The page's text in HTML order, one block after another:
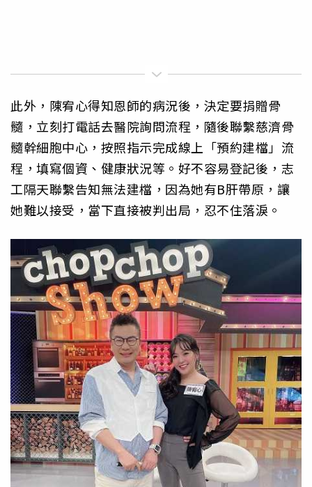
此外，陳宥心得知恩師的病況後，決定要捐贈骨
髓，立刻打電話去醫院詢問流程，隨後聯繫慈濟骨
髓幹細胞中心，按照指示完成線上「預約建檔」流
程，填寫個資、健康狀況等。好不容易登記後，志
工隔天聯繫告知無法建檔，因為她有B肝帶原，讓
她難以接受，當下直接被判出局，忍不住落淚。